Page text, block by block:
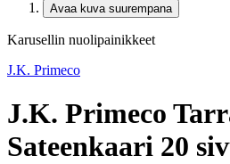
Avaa kuva suurempana
Karusellin nuolipainikkeet
J.K. Primeco
J.K. Primeco
Sateenkaari 20